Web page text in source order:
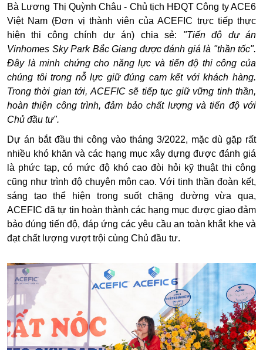
Bà Lương Thị Quỳnh Châu - Chủ tịch HĐQT Công ty ACE6
Việt Nam (Đơn vị thành viên của ACEFIC trực tiếp thực
hiện thi công chính dự án) chia sẻ: "Tiến độ dự án
Vinhomes Sky Park Bắc Giang được đánh giá là "thần tốc".
Đây là minh chứng cho năng lực và tiến độ thi công của
chúng tôi trong nỗ lực giữ đúng cam kết với khách hàng.
Trong thời gian tới, ACEFIC sẽ tiếp tục giữ vững tinh thần,
hoàn thiện công trình, đảm bảo chất lượng và tiến độ với
Chủ đầu tư".
Dự án bắt đầu thi công vào tháng 3/2022, mặc dù gặp rất
nhiều khó khăn và các hạng mục xây dựng được đánh giá
là phức tạp, có mức độ khó cao đòi hỏi kỹ thuật thi công
cũng như trình độ chuyên môn cao. Với tinh thần đoàn kết,
sáng tạo thể hiện trong suốt chặng đường vừa qua,
ACEFIC đã tự tin hoàn thành các hạng mục được giao đảm
bảo đúng tiến độ, đáp ứng các yêu cầu an toàn khắt khe và
đạt chất lượng vượt trội cùng Chủ đầu tư.